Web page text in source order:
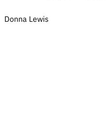
Donna Lewis